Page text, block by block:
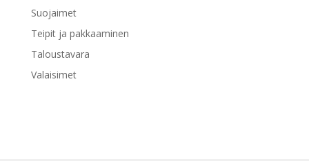
Suojaimet
Teipit ja pakkaaminen
Taloustavara
Valaisimet